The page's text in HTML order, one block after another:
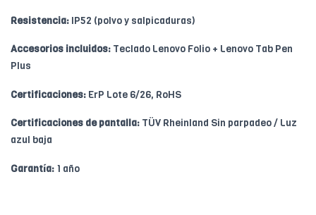
Resistencia: IP52 (polvo y salpicaduras)
Accesorios incluidos: Teclado Lenovo Folio + Lenovo Tab Pen
Plus
Certificaciones: ErP Lote 6/26, RoHS
Certificaciones de pantalla: TÜV Rheinland Sin parpadeo / Luz
azul baja
Garantía: 1 año